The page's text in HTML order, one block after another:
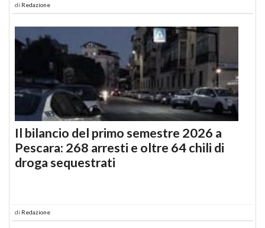
di Redazione
Il bilancio del primo semestre 2026 a
Pescara: 268 arresti e oltre 64 chili di
droga sequestrati
di Redazione